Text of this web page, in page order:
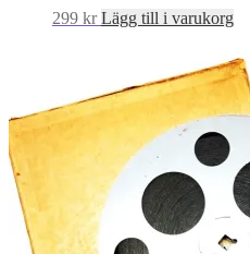
299 kr Lägg till i varukorg